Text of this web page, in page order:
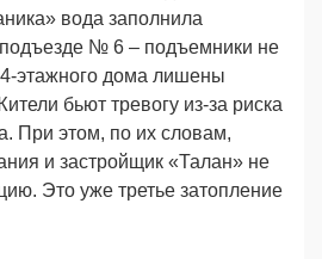
вода заполнила
№ 6 – подъемники не
этажного дома лишены
бьют тревогу из-за риска
При этом, по их словам,
и застройщик «Талан» не
Это уже третье затопление